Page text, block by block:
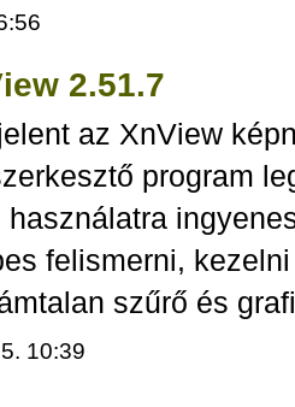
2.51.7
az XnView
program
felismerni,
szűrő és
10:39